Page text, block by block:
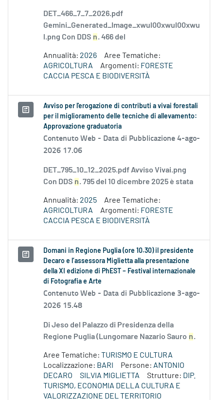
DET_466_7_7_2026.pdf
Gemini_Generated_Image_xwul00xwul00xwu
l.png Con DDS n. 466 del
Annualità: 2026
Aree Tematiche:
AGRICOLTURA
Argomenti: FORESTE
CACCIA PESCA E BIODIVERSITÀ
Avviso per l'erogazione di contributi a vivai forestali
per il miglioramento delle tecniche di allevamento:
Approvazione graduatoria
Contenuto Web - Data di Pubblicazione 4-ago-
2026 17.06
DET_795_10_12_2025.pdf Avviso Vivai.png
Con DDS n. 795 del 10 dicembre 2025 è stata
Annualità: 2025
Aree Tematiche:
AGRICOLTURA
Argomenti: FORESTE
CACCIA PESCA E BIODIVERSITÀ
Domani in Regione Puglia (ore 10.30) il presidente
Decaro e l’assessora Miglietta alla presentazione
della XI edizione di PhEST – Festival internazionale
di Fotografia e Arte
Contenuto Web - Data di Pubblicazione 3-ago-
2026 15.48
Di Jeso del Palazzo di Presidenza della
Regione Puglia (Lungomare Nazario Sauro n.
Aree Tematiche: TURISMO E CULTURA
Localizzazione: BARI Persone: ANTONIO
DECARO
SILVIA MIGLIETTA Strutture: DIP.
TURISMO, ECONOMIA DELLA CULTURA E
VALORIZZAZIONE DEL TERRITORIO